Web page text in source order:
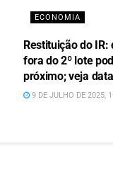
ECONOMIA
Restituição do
fora do 2º lote
próximo; veja
9 DE JULHO DE 2025,